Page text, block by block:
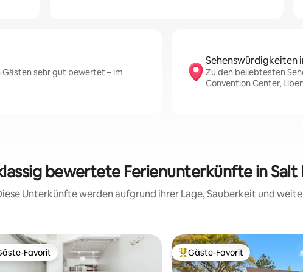
sehr gut bewertet – im
Sehenswürdigkeiten
Zu den beliebtesten
Convention Center,
bewertete Ferienunterkünfte in Salt
Unterkünfte werden aufgrund ihrer Lage, Sauberkeit und
Favorit
Favorit Beliebter Gäste-Favorit.
Gäste-Favorit